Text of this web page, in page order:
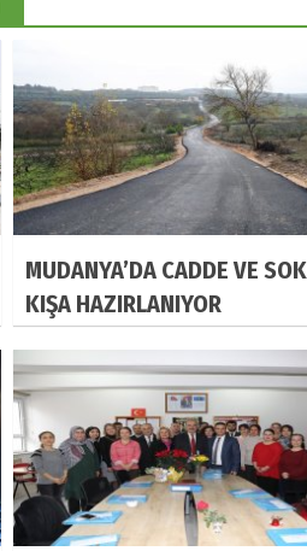
MUDANYA’DA CADDE VE
KIŞA HAZIRLANIYOR